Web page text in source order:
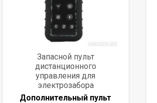
Запасной пульт
дистанционного
управления для
электрозабора
Дополнительный пульт